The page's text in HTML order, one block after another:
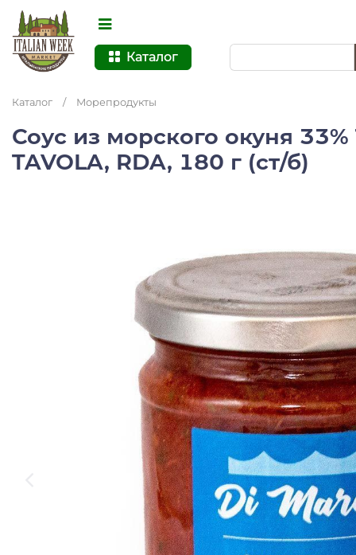
Каталог
Каталог / Морепродукты
Соус из морского окуня 33%
TAVOLA, RDA, 180 г (ст/б)